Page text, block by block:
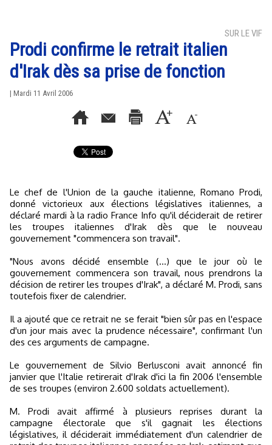
SUR LE VIF
Prodi confirme le retrait italien
d'Irak dès sa prise de fonction
| Mardi 11 Avril 2006
Le chef de l'Union de la gauche italienne, Romano Prodi,
donné victorieux aux élections législatives italiennes, a
déclaré mardi à la radio France Info qu'il déciderait de retirer
les troupes italiennes d'Irak dès que le nouveau
gouvernement "commencera son travail".
"Nous avons décidé ensemble (...) que le jour où le
gouvernement commencera son travail, nous prendrons la
décision de retirer les troupes d'Irak", a déclaré M. Prodi, sans
toutefois fixer de calendrier.
Il a ajouté que ce retrait ne se ferait "bien sûr pas en l'espace
d'un jour mais avec la prudence nécessaire", confirmant l'un
des ces arguments de campagne.
Le gouvernement de Silvio Berlusconi avait annoncé fin
janvier que l'Italie retirerait d'Irak d'ici la fin 2006 l'ensemble
de ses troupes (environ 2.600 soldats actuellement).
M. Prodi avait affirmé à plusieurs reprises durant la
campagne électorale que s'il gagnait les élections
législatives, il déciderait immédiatement d'un calendrier de